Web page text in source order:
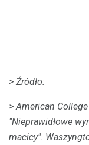
> Źródło:
> American
"Nieprawidłowe
macicy".